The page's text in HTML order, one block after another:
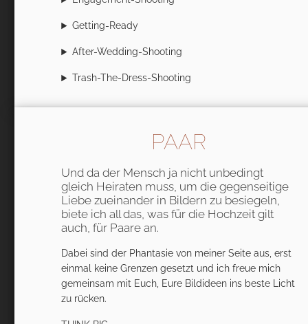
Getting-Ready
After-Wedding-Shooting
Trash-The-Dress-Shooting
PAAR
Und da der Mensch ja nicht unbedingt
gleich Heiraten muss, um die gegenseitige
Liebe zueinander in Bildern zu besiegeln,
biete ich all das, was für die Hochzeit gilt
auch, für Paare an.
Dabei sind der Phantasie von meiner Seite aus, erst
einmal keine Grenzen gesetzt und ich freue mich
gemeinsam mit Euch, Eure Bildideen ins beste Licht
zu rücken.